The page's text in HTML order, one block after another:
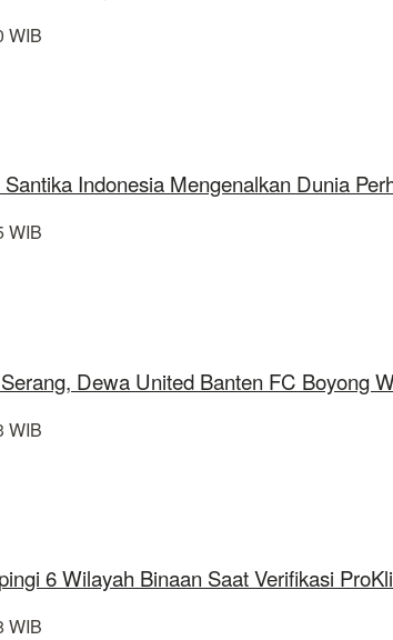
WIB
Indonesia Mengenalkan Dunia
WIB
Dewa United Banten FC Boyong
WIB
6 Wilayah Binaan Saat Verifikasi
WIB